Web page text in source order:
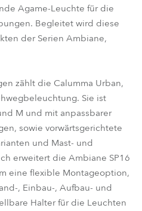
Agame-Leuchte für die
Begleitet wird diese
der Serien Ambiane,
zählt die Calumma Urban,
Sie ist
M und mit anpassbarer
sowie vorwärtsgerichtete
und Mast- und
erweitert die Ambiane SP16
eine flexible Montageoption,
, Einbau-, Aufbau- und
Halter für die Leuchten